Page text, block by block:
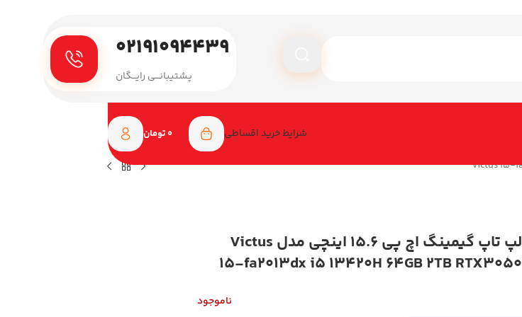
۰۲۱۹۱۰۹۴۴۳۹
پـشتیبانـــی رایـــگان
شرایط خرید اقساطی 0 تومان
لپ تاپ گیمینگ اچ پی 15.6 اینچی مدل Victus
15-fa2013dx i5 13420H 64GB 2TB RTX3050
ناموجود